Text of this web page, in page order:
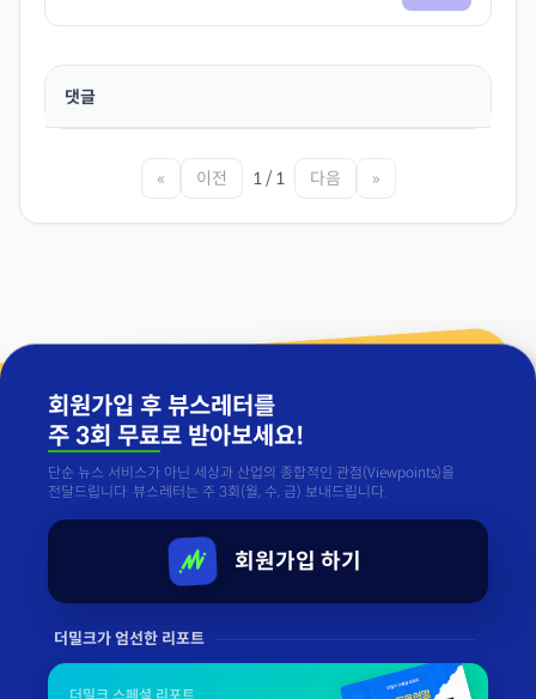
댓글
« 이전 1 / 1 다음 »
회원가입 후 뷰스레터를
주 3회 무료로 받아보세요!
단순 뉴스 서비스가 아닌 세상과 산업의 종합적인 관점(Viewpoints)을
전달드립니다. 뷰스레터는 주 3회(월, 수, 금) 보내드립니다.
회원가입 하기
더밀크가 엄선한 리포트
더밀크 스페셜 리포트